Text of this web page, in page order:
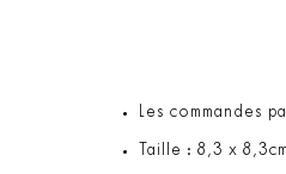
Les commandes
Taille : 8,3 x 8,3cm